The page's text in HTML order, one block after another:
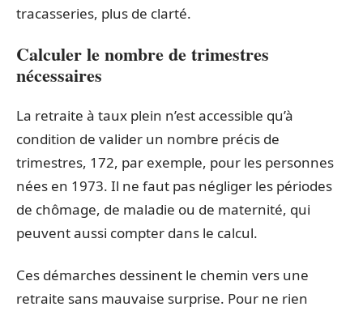
tracasseries, plus de clarté.
Calculer le nombre de trimestres
nécessaires
La retraite à taux plein n’est accessible qu’à
condition de valider un nombre précis de
trimestres, 172, par exemple, pour les personnes
nées en 1973. Il ne faut pas négliger les périodes
de chômage, de maladie ou de maternité, qui
peuvent aussi compter dans le calcul.
Ces démarches dessinent le chemin vers une
retraite sans mauvaise surprise. Pour ne rien